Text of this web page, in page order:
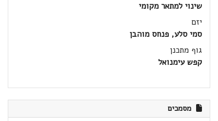
שינוי למתאר מקומי
יזם
סמי סלע, פנחס מוהבן
גוף מתכנן
קפש עימנואל
מסמכים